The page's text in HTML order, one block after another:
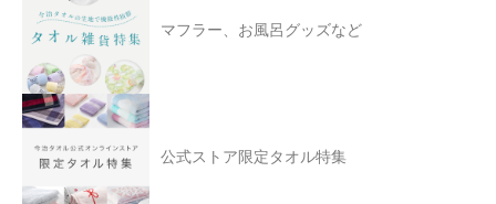
マフラー、お風呂グッズなど
公式ストア限定タオル特集